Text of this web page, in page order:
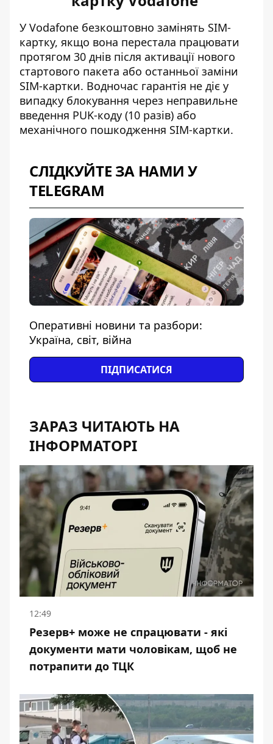
У Vodafone безкоштовно замінять SIM-
картку, якщо вона перестала працювати
протягом 30 днів після активації нового
стартового пакета або останньої заміни
SIM-картки. Водночас гарантія не діє у
випадку блокування через неправильне
введення PUK-коду (10 разів) або
механічного пошкодження SIM-картки.
СЛІДКУЙТЕ ЗА НАМИ У
TELEGRAM
Оперативні новини та разбори:
Україна, світ, війна
ПІДПИСАТИСЯ
ЗАРАЗ ЧИТАЮТЬ НА
ІНФОРМАТОРІ
12:49
Резерв+ може не спрацювати - які
документи мати чоловікам, щоб не
потрапити до ТЦК